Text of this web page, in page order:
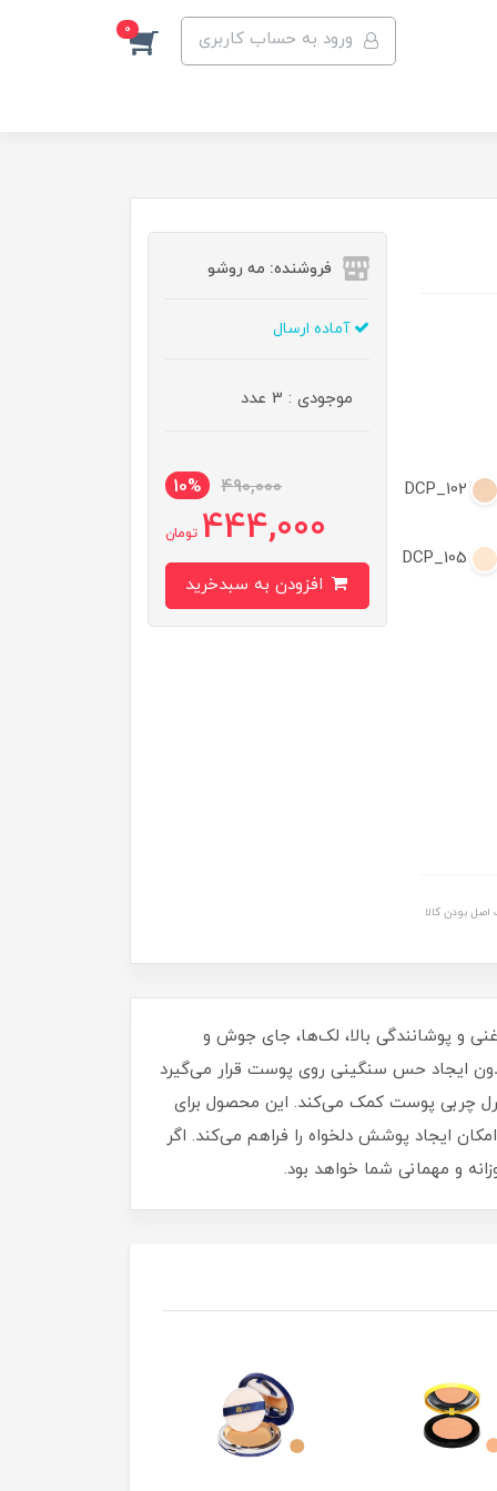
ورود به حساب کاربری 0
DCP_102
DCP_105
بودن کالا
فروشنده: مه رو‌شو
آماده ارسال
موجودی : 3 عدد
490,000
10%
444,000 تومان
و پوشانندگی بالا، لک‌ها، جای جوش و
ایجاد حس سنگینی روی پوست قرار می‌گیرد
چربی پوست کمک می‌کند. این محصول برای
ایجاد پوشش دلخواه را فراهم می‌کند. اگر
و مهمانی شما خواهد بود.